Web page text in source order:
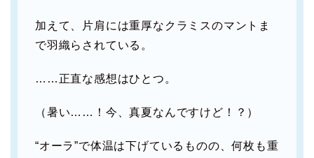
加えて、片肩には重厚なクラミスのマントま
で羽織らされている。
……正直な感想はひとつ。
（暑い……！今、真夏なんですけど！？）
“オーラ”で体温は下げているものの、何枚も重